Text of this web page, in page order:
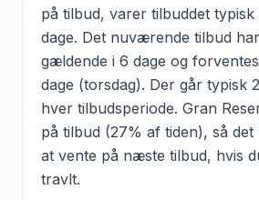
på tilbud, varer tilbuddet
dage. Det nuværende tilbud
gældende i 6 dage og
dage (torsdag). Der går typisk
hver tilbudsperiode. Gran
på tilbud (27% af tiden), så det
at vente på næste tilbud, hvis
travlt.